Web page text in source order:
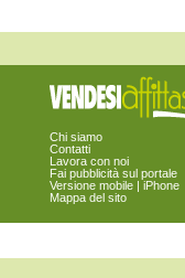
Salle
Serramonacesca
Tocco da Casauria
Torre de' Passeri
Turrivalignani
Chi siamo
Contatti
Lavora con noi
Fai pubblicità sul portale
Versione mobile | iPhone
Mappa del sito